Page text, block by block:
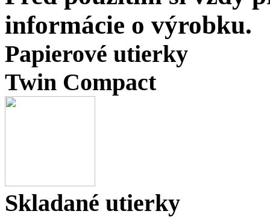
informácie o výrobku.
Papierové utierky
Twin Compact
Skladané utierky